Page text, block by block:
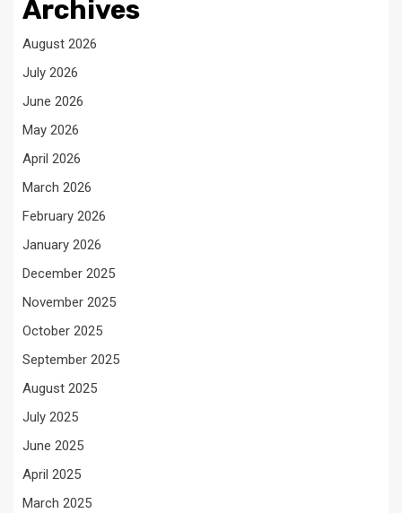
Archives
August 2026
July 2026
June 2026
May 2026
April 2026
March 2026
February 2026
January 2026
December 2025
November 2025
October 2025
September 2025
August 2025
July 2025
June 2025
April 2025
March 2025